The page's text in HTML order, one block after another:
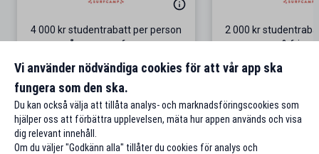
4 000 kr studentrabatt per person
på grupp-surfresor
Gäller bokningar för 4 personer
Till rabatten
2 000 kr
&
Surf-äventyr i
Vi använder nödvändiga cookies för att vår app ska
fungera som den ska.
Du kan också välja att tillåta analys- och marknadsföringscookies som
hjälper oss att förbättra upplevelsen, mäta hur appen används och visa
dig relevant innehåll.
Om du väljer "Godkänn alla" tillåter du cookies för analys och